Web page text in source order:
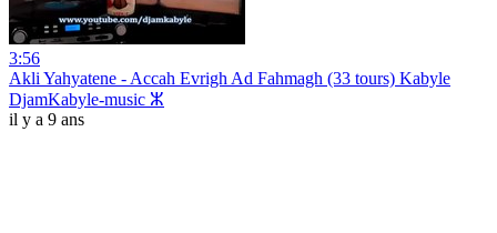
3:56
Akli Yahyatene - Accah Evrigh Ad Fahmagh (33 tours) Kabyle
DjamKabyle-music ⵣ
il y a 9 ans